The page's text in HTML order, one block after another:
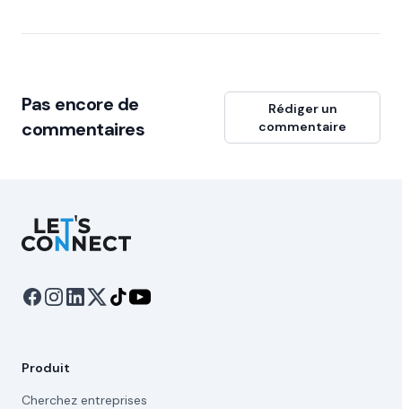
Pas encore de
commentaires
Rédiger un
commentaire
Let's Connect
Produit
Cherchez entreprises